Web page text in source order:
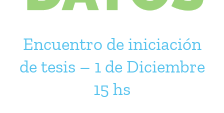
Encuentro de iniciación
de tesis – 1 de Diciembre
15 hs